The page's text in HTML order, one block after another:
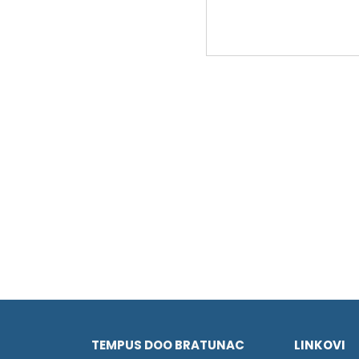
TEMPUS DOO BRATUNAC
LINKOVI